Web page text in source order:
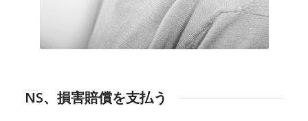
NS、損害賠償を支払う